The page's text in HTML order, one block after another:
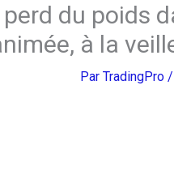
perd du poids
à la
Par TradingPro /